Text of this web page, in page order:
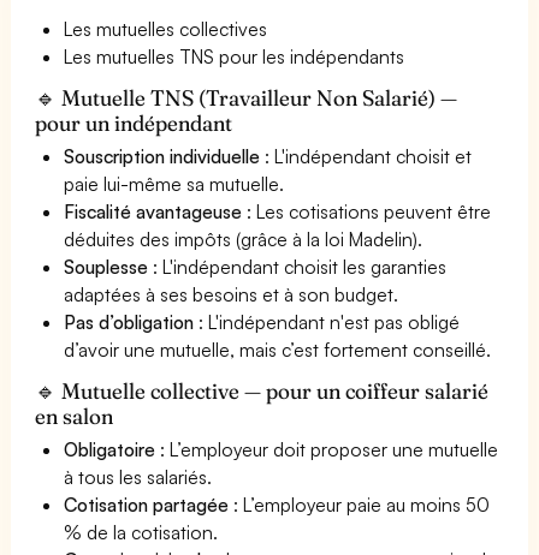
Les mutuelles collectives
Les mutuelles TNS pour les indépendants
🔹 Mutuelle TNS (Travailleur Non Salarié) —
pour un indépendant
Souscription individuelle : L'indépendant choisit et
paie lui-même sa mutuelle.
Fiscalité avantageuse : Les cotisations peuvent être
déduites des impôts (grâce à la loi Madelin).
Souplesse : L'indépendant choisit les garanties
adaptées à ses besoins et à son budget.
Pas d’obligation : L'indépendant n'est pas obligé
d’avoir une mutuelle, mais c’est fortement conseillé.
🔹 Mutuelle collective — pour un coiffeur salarié
en salon
Obligatoire : L’employeur doit proposer une mutuelle
à tous les salariés.
Cotisation partagée : L’employeur paie au moins 50
% de la cotisation.